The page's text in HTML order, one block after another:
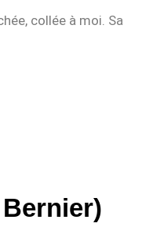
collée à moi. Sa